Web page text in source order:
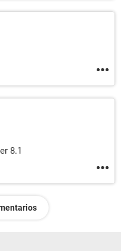
8.1